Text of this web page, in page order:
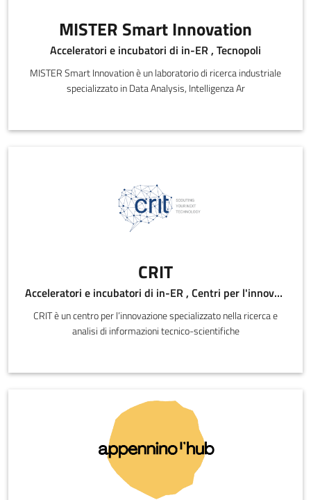
MISTER Smart Innovation
Acceleratori e incubatori di in-ER , Tecnopoli
MISTER Smart Innovation è un laboratorio di ricerca industriale
specializzato in Data Analysis, Intelligenza Ar
CRIT
Acceleratori e incubatori di in-ER , Centri per l'innovazione
CRIT è un centro per l’innovazione specializzato nella ricerca e
analisi di informazioni tecnico-scientifiche